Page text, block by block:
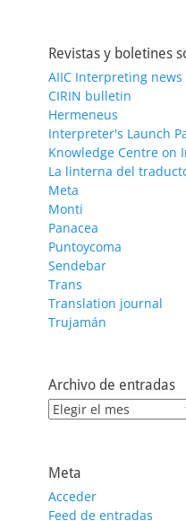
Revistas y boletines
AIIC Interpreting news
CIRIN bulletin
Hermeneus
Interpreter's Launch
Knowledge Centre on
La linterna del
Meta
Monti
Panacea
Puntoycoma
Sendebar
Trans
Translation journal
Trujamán
Archivo de entradas
Archivo
Meta
Acceder
Feed de entradas